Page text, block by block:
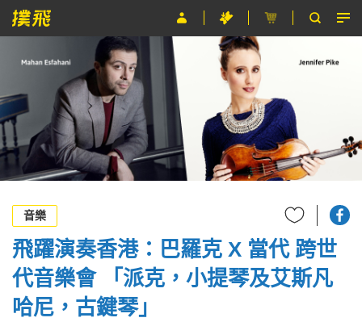
節目
主辦單位
關於撲飛
條款及細則
EN
音樂
飛躍演奏香港：巴羅克 Χ 當代 跨世
代音樂會 「派克，小提琴及艾斯凡
哈尼，古鍵琴」